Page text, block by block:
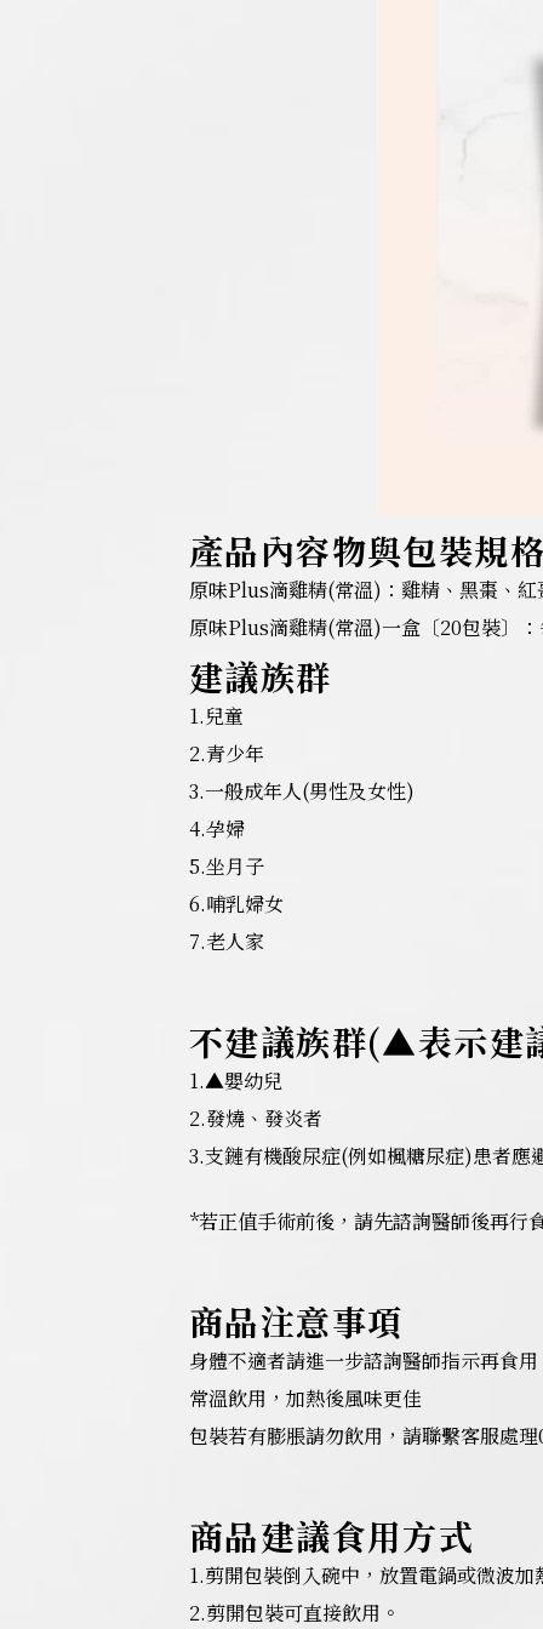
產品內容物與包裝規
原味Plus滴雞精(常溫)：雞精、黑棗、
原味Plus滴雞精(常溫)一盒〔20包裝〕
建議族群
1.兒童
2.青少年
3.一般成年人(男性及女性)
4.孕婦
5.坐月子
6.哺乳婦女
7.老人家
不建議族群(▲表示建
1.▲嬰幼兒
2.發燒、發炎者
3.支鏈有機酸尿症(例如楓糖尿症)患者應
*若正值手術前後，請先諮詢醫師後再行
商品注意事項
身體不適者請進一步諮詢醫師指示再食
常溫飲用，加熱後風味更佳
包裝若有膨脹請勿飲用，請聯繫客服處
商品建議食用方式
1.剪開包裝倒入碗中，放置電鍋或微波
2.剪開包裝可直接飲用。